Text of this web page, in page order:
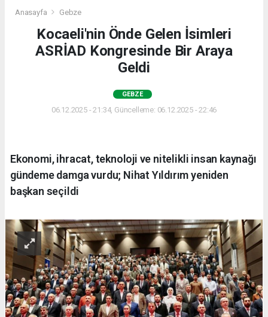
Anasayfa Gebze
Kocaeli'nin Önde Gelen İsimleri
ASRİAD Kongresinde Bir Araya
Geldi
GEBZE
06.12.2025 - 21:34, Güncelleme: 06.12.2025 - 22:46
Ekonomi, ihracat, teknoloji ve nitelikli insan kaynağı
gündeme damga vurdu; Nihat Yıldırım yeniden
başkan seçildi